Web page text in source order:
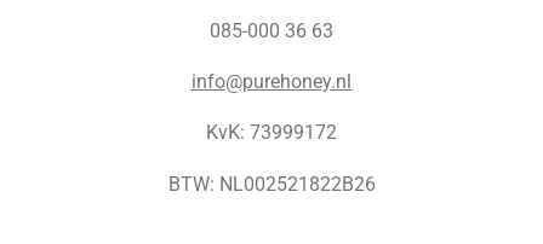
085-000 36 63
info@purehoney.nl
KvK: 73999172
BTW: NL002521822B26